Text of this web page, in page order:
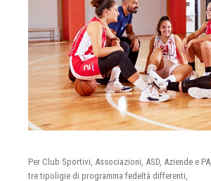
Per Club Sportivi, Associazioni, ASD, Aziende e PA,
tre tipoligie di programma fedeltà differenti,